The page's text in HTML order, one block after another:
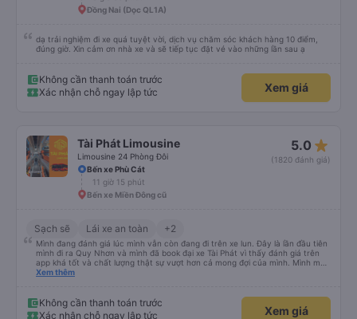
đường này một lần nữa vào tuần tới.
Đồng Nai (Dọc QL1A)
dạ trải nghiệm đi xe quá tuyệt vời, dịch vụ chăm sóc khách hàng 10 điểm,
đúng giờ. Xin cảm ơn nhà xe và sẽ tiếp tục đặt vé vào những lần sau ạ
Không cần thanh toán trước
Xác nhận chỗ ngay lập tức
Xem giá
Tài Phát Limousine
Limousine 24 Phòng Đôi
5.0 star_rate
(1820 đánh giá)
Bến xe Phù Cát
11 giờ 15 phút
Bến xe Miền Đông cũ
Sạch sẽ Lái xe an toàn +2
Mình đang đánh giá lúc mình vẫn còn đang đi trên xe lun. Đây là lần đầu tiên
mình đi ra Quy Nhơn và mình đã book đại xe Tài Phát vì thấy đánh giá trên
app khá tốt và chất lượng thật sự vượt hơn cả mong đợi của mình. Mình mua
giường đôi và vừa đủ cho 2 người. Nhân viên của nhà xe phải nói là siêu nhiệt
trung chuyển và lên xe lớn thì luôn hỗ trợ xách vali giùm tụi mình. Trên xe thì
có cả bánh và sữa miễn phí cho khách còn chuẩn bị cả thuốc say xe, dép,
Xem thêm
Không cần thanh toán trước
Xác nhận chỗ ngay lập tức
Xem giá